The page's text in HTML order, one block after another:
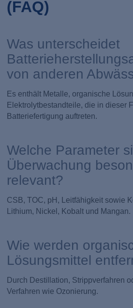
(FAQ)
Was unterscheidet
von anderen
Es enthält Metalle, organische
Elektrolytbestandteile, die in dieser
Batteriefertigung auftreten.
Welche Parameter
Überwachung
relevant?
CSB, TOC, pH, Leitfähigkeit sowie
Lithium, Nickel, Kobalt und Mangan.
Wie werden
Lösungsmittel
Durch Destillation, Strippverfahren
Verfahren wie Ozonierung.